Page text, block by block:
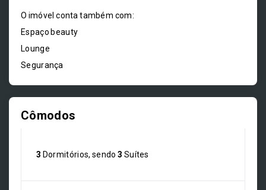
O imóvel conta também com:
Espaço beauty
Lounge
Segurança
Cômodos
3 Dormitórios, sendo3 Suítes